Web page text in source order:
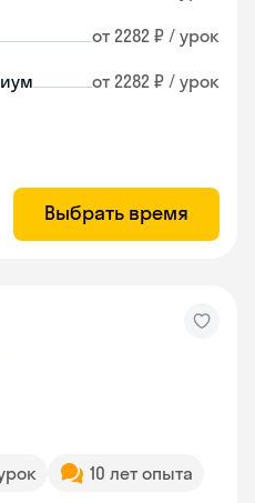
от 2282 ₽ / урок
от 2282 ₽ / урок
Выбрать время
10 лет опыта